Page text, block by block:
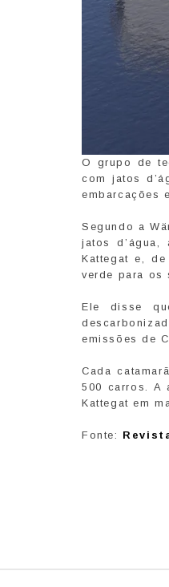
O grupo de
com jatos
embarcações
Segundo a
jatos
Kattegat e,
verde para os
Ele disse
emissões de
Cada
500 carros. A
Kattegat em
Fonte: